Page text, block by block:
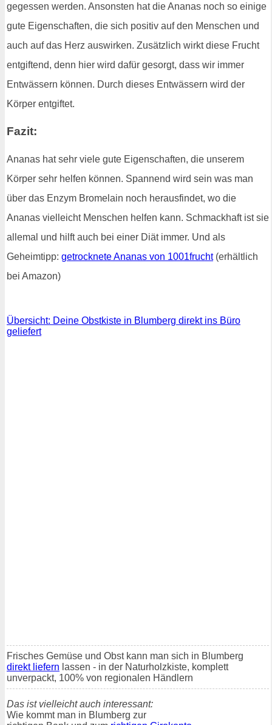
gegessen werden. Ansonsten hat die Ananas noch so einige
gute Eigenschaften, die sich positiv auf den Menschen und
auch auf das Herz auswirken. Zusätzlich wirkt diese Frucht
entgiftend, denn hier wird dafür gesorgt, dass wir immer
Entwässern können. Durch dieses Entwässern wird der
Körper entgiftet.
Fazit:
Ananas hat sehr viele gute Eigenschaften, die unserem
Körper sehr helfen können. Spannend wird sein was man
über das Enzym Bromelain noch herausfindet, wo die
Ananas vielleicht Menschen helfen kann. Schmackhaft ist sie
allemal und hilft auch bei einer Diät immer. Und als
Geheimtipp: getrocknete Ananas von 1001frucht(erhältlich
bei Amazon)
Übersicht: Deine Obstkiste in Blumberg direkt ins Büro
geliefert
Frisches Gemüse und Obst kann man sich in Blumberg
direkt liefern lassen - in der Naturholzkiste, komplett
unverpackt, 100% von regionalen Händlern
Das ist vielleicht auch interessant:
Wie kommt man in Blumberg zur